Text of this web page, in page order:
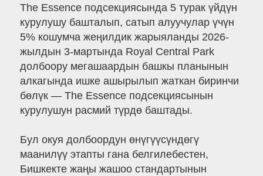
The Essence подсекциясында 5 турак үйдүн
курулушу башталып, сатып алуучулар үчүн
5% кошумча жеңилдик жарыяланды 2026-
жылдын 3-мартында Royal Central Park
долбоору мегашаардын башкы планынын
алкагында ишке ашырылып жаткан биринчи
бөлүк — The Essence подсекциясынын
курулушун расмий түрдө баштады.
Бул окуя долбоордун өнүгүүсүндөгү
маанилүү этапты гана белгилебестен,
Бишкекте жаңы жашоо стандартынын